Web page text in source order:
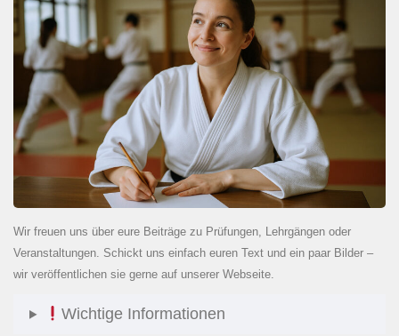
Wir freuen uns über eure Beiträge zu Prüfungen, Lehrgängen oder
Veranstaltungen. Schickt uns einfach euren Text und ein paar Bilder –
wir veröffentlichen sie gerne auf unserer Webseite.
Wichtige Informationen